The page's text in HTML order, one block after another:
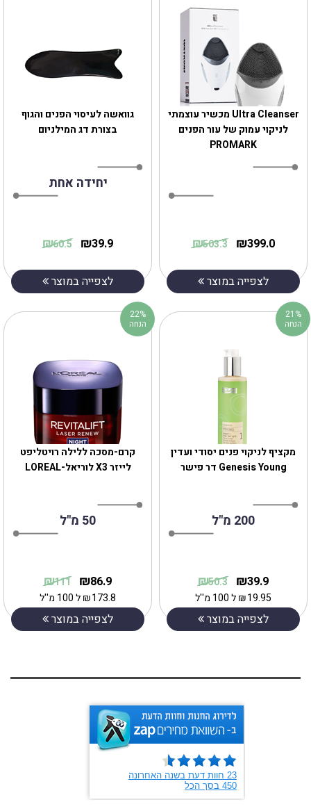
גוואשה לעיסוי הפנים והגוף
בצורת דג המילניום
יחידה אחת
39.9
₪
60.5
₪
לצפייה במוצר
Ultra Cleanser מכשיר עוצמתי
לניקוי עמוק של עור הפנים
PROMARK
399.0
₪
503.3
₪
לצפייה במוצר
קרם-מסכה ללילה רויטליפט
לייזר X3 לוריאל-LOREAL
50 מ"ל
86.9
₪
111
₪
173.8
₪ל 100 מ''ל
לצפייה במוצר
22%
הנחה
מקציף לניקוי פנים יסודי ועדין
Genesis Young דר פישר
200 מ"ל
39.9
₪
50.3
₪
19.95
₪ל 100 מ''ל
לצפייה במוצר
21%
הנחה